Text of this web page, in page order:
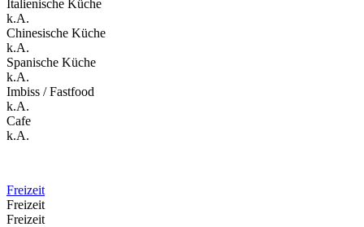
Italienische Küche
k.A.
Chinesische Küche
k.A.
Spanische Küche
k.A.
Imbiss / Fastfood
k.A.
Cafe
k.A.
Freizeit
Freizeit
Freizeit